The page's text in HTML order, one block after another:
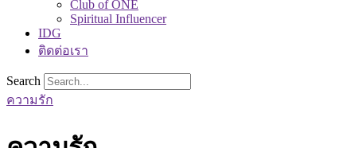
Club of ONE
Spiritual Influencer
IDG
ติดต่อเรา
Search
ความรัก